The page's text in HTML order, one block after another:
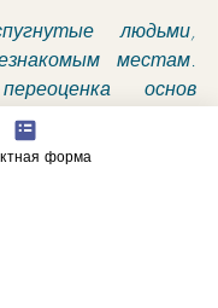
людьми,
местам.
основ
в людях,
будущим и
форма